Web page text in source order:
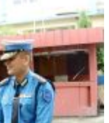
किरण सिंह गोरुसिङ्गे